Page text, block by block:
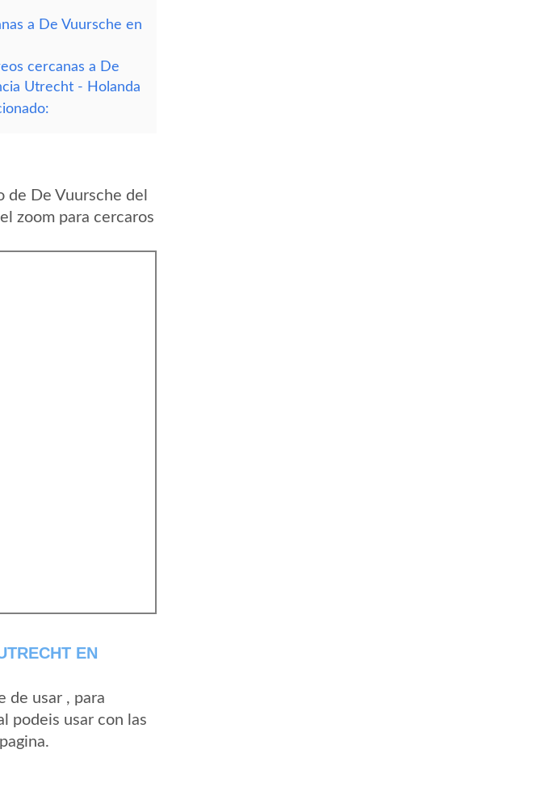
a De Vuursche en
cercanas a De
Utrecht - Holanda
De Vuursche del
zoom para cercaros
EN
de usar , para
podeis usar con las